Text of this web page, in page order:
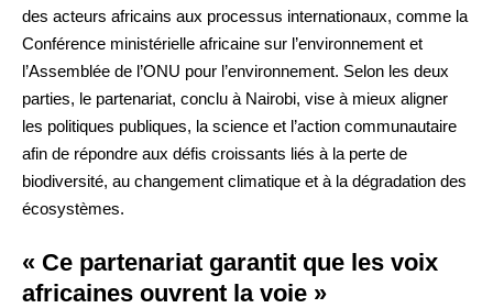
des acteurs africains aux processus internationaux, comme la
Conférence ministérielle africaine sur l’environnement et
l’Assemblée de l’ONU pour l’environnement. Selon les deux
parties, le partenariat, conclu à Nairobi, vise à mieux aligner
les politiques publiques, la science et l’action communautaire
afin de répondre aux défis croissants liés à la perte de
biodiversité, au changement climatique et à la dégradation des
écosystèmes.
« Ce partenariat garantit que les voix
africaines ouvrent la voie »